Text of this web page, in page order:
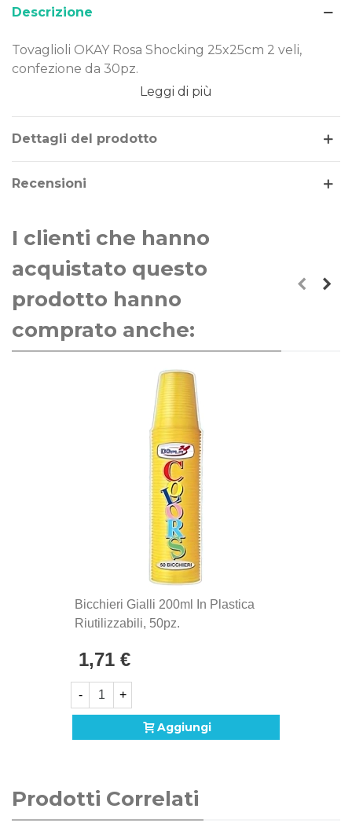
Descrizione
Tovaglioli OKAY Rosa Shocking 25x25cm 2 veli,
confezione da 30pz.
Dimensione: 25x25cm
Tema/Colore: rosa
Confezione da: 30pz
stampa colorata ad alta risoluzione sono resistenti e
compleanni, party e feste a tema rosa.
Leggi di più
Dettagli del prodotto
Recensioni
I clienti che hanno
acquistato questo
prodotto hanno
comprato anche:
Bicchieri Gialli 200ml In Plastica
Riutilizzabili, 50pz.
1,71 €
- +
Aggiungi
Prodotti Correlati